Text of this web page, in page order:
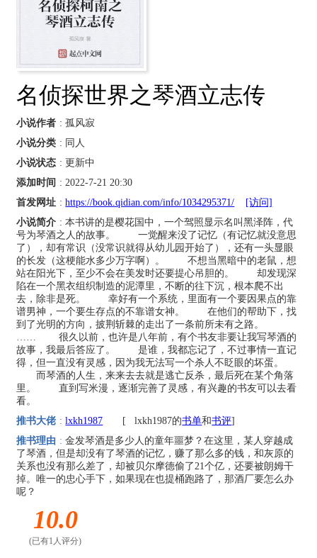
名侦探世界之琴酒立志传
小说作者 : 孤风寂
小说分类 : 同人
小说状态 : 更新中
添加时间 : 2022-7-21 20:30
首发网址 :https://book.qidian.com/info/1034295371/
[访问]
小说简介 : 本书讲的是樱花国中，一个驾照显示名叫黑泽阵，代
号为琴酒之人的故事。 一觉醒来没了记忆（有记忆就没意思
了），却有常识（没常识就得从幼儿园开始了），还有一头显眼
的长发（这梗能水多少万字啊）。 不想当黑暗中的老鼠，想
站在阳光下，至少不会在美发时还要提心吊胆的。 却发现深
陷在一个黑衣组织制造的泥潭里，不断的往下沉，根本爬不出
去，除非是死。 幸好有一个系统，里面有一个要因果点的靠
谱男神，一个要生存点的不靠谱女神。 在他们的帮助下，找
到了光明的方向，披荆斩棘的走出了一条前所未有之路。
…… 很久以前，也许是八年前，有个书友非要让我写琴酒的
故事，我最后答应了。 是谁，我都忘记了，不过事情一直记
得，但一直没有灵感，因为我无法写一个杀人不眨眼的坏蛋。
而琴酒的人生，来来去去就是逃亡反杀，最后死在某个角落
里。 直到写米漫，逐渐完善了灵感，有兴趣的书友可以去看
看。
推书大佬 : lxkh1987 [ lxkh1987的书单和书评]
推书理由 : 金发琴酒是多少人的童年噩梦？在这里，某人穿越成
了琴酒，但是却没有了琴酒的记忆，赚了那么多的钱，和灰原的
关系也没有那么差了，却被贝尔摩德偷了21个亿，还要被朗姆干
掉。唯一的忠心手下，如果现在也提桶跑路了，那酒厂要怎么办
呢？
10.0
(已有1人评分)